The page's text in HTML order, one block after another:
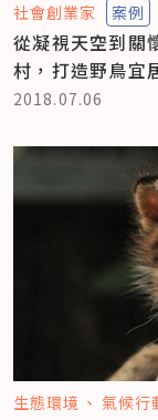
社會創業家 案例
從凝視天空到關
村，打造野鳥宜
2018.07.06
生態環境 氣候行